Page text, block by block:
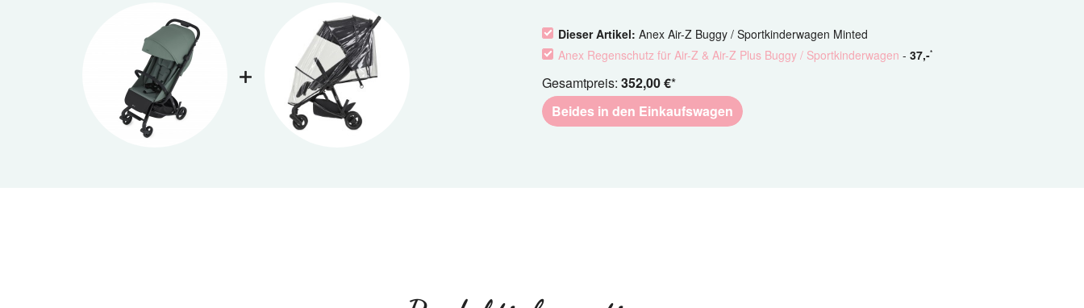
Dieser Artikel: Anex Air-Z Buggy / Sportkinderwagen Minted
Anex Regenschutz für Air-Z & Air-Z Plus Buggy / Sportkinderwagen - 37,-*
Gesamtpreis: 352,00 €*
Beides in den Einkaufswagen